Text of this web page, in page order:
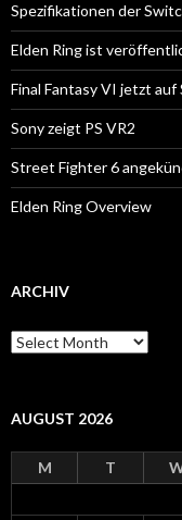
Spezifikationen der
Elden Ring ist
Final Fantasy VI jetzt
Sony zeigt PS VR2
Street Fighter 6
Elden Ring Overview
ARCHIV
Archiv
AUGUST 2026
M T